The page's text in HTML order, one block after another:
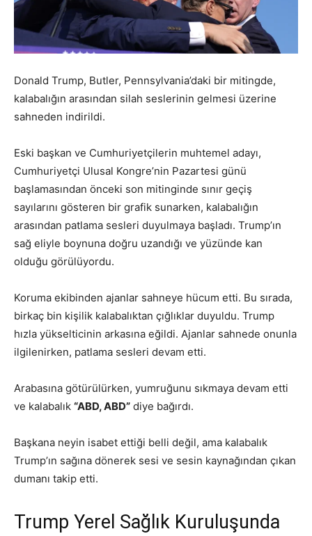
Donald Trump, Butler, Pennsylvania’daki bir mitingde,
kalabalığın arasından silah seslerinin gelmesi üzerine
sahneden indirildi.
Eski başkan ve Cumhuriyetçilerin muhtemel adayı,
Cumhuriyetçi Ulusal Kongre’nin Pazartesi günü
başlamasından önceki son mitinginde sınır geçiş
sayılarını gösteren bir grafik sunarken, kalabalığın
arasından patlama sesleri duyulmaya başladı. Trump’ın
sağ eliyle boynuna doğru uzandığı ve yüzünde kan
olduğu görülüyordu.
Koruma ekibinden ajanlar sahneye hücum etti. Bu sırada,
birkaç bin kişilik kalabalıktan çığlıklar duyuldu. Trump
hızla yükselticinin arkasına eğildi. Ajanlar sahnede onunla
ilgilenirken, patlama sesleri devam etti.
Arabasına götürülürken, yumruğunu sıkmaya devam etti
ve kalabalık “ABD, ABD” diye bağırdı.
Başkana neyin isabet ettiği belli değil, ama kalabalık
Trump’ın sağına dönerek sesi ve sesin kaynağından çıkan
dumanı takip etti.
Trump Yerel Sağlık Kuruluşunda